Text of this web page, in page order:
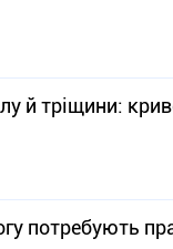
й тріщини:
потребують